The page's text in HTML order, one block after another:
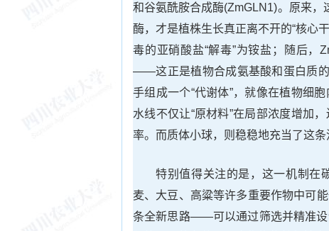
和谷氨酰胺合成酶(ZmGLN1)。原来
酶，才是植株生长真正离不开的“核心
毒的亚硝酸盐“解毒”为铵盐；随后，
——这正是植物合成氨基酸和蛋白质的
手组成一个“代谢体”，就像在植物细
水线不仅让“原材料”在局部浓度增加
率。而质体小球，则稳稳地充当了这条
特别值得关注的是，这一机制在
麦、大豆、高粱等许多重要作物中可
条全新思路——可以通过筛选并精准设